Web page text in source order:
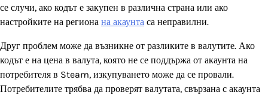
се случи, ако кодът е закупен в различна страна или ако
настройките на региона на акаунта са неправилни.
Друг проблем може да възникне от разликите в валутите. Ако
кодът е на цена в валута, която не се поддържа от акаунта на
потребителя в Steam, изкупуването може да се провали.
Потребителите трябва да проверят валутата, свързана с акаунта